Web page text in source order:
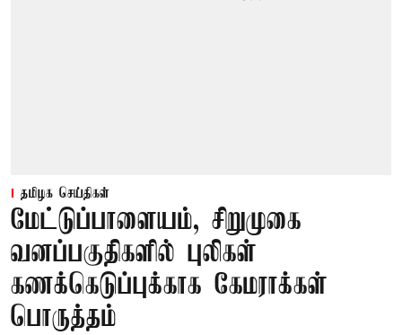
தமிழக செய்திகள்
மேட்டுப்பாளையம், சிறுமுகை
வனப்பகுதிகளில் புலிகள்
கணக்கெடுப்புக்காக கேமராக்கள்
பொருத்தம்